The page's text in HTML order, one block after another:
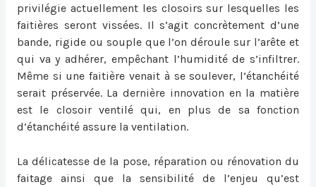
privilégie actuellement les closoirs sur lesquelles les
faitières seront vissées. Il s’agit concrètement d’une
bande, rigide ou souple que l’on déroule sur l’arête et
qui va y adhérer, empêchant l’humidité de s’infiltrer.
Même si une faitière venait à se soulever, l’étanchéité
serait préservée. La dernière innovation en la matière
est le closoir ventilé qui, en plus de sa fonction
d’étanchéité assure la ventilation.
La délicatesse de la pose, réparation ou rénovation du
faitage ainsi que la sensibilité de l’enjeu qu’est